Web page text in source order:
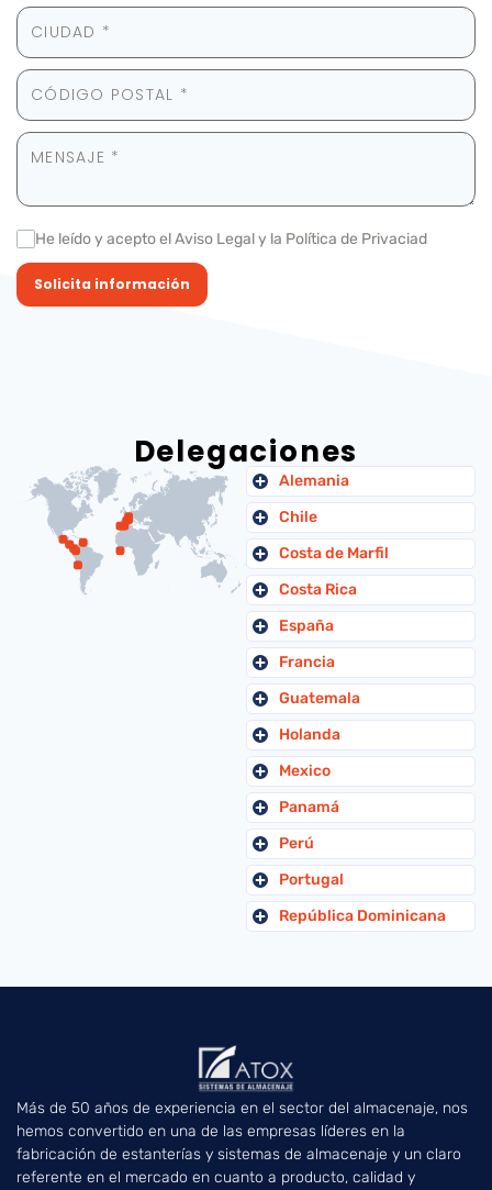
He leído y acepto el Aviso Legal y la Política de Privaciad
Solicita información
Delegaciones
Alemania
Chile
Costa de Marfil
Costa Rica
España
Francia
Guatemala
Holanda
Mexico
Panamá
Perú
Portugal
República Dominicana
Más de 50 años de experiencia en el sector del almacenaje, nos
hemos convertido en una de las empresas líderes en la
fabricación de estanterías y sistemas de almacenaje y un claro
referente en el mercado en cuanto a producto, calidad y